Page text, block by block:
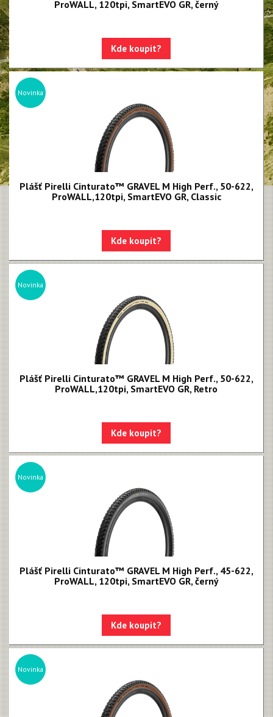
Cinturato Gravel H
Cinturato Gravel S
Cinturato Cross H
Trekingové a městské
Duše SmarTUBE
Bezdušové těsnící tmely
Bezdušové ventilky
ProWALL, 120tpi, SmartEVO GR, černý
Kde koupit?
Novinka
Plášť Pirelli Cinturato™ GRAVEL M High Perf., 50-622,
ProWALL,120tpi, SmartEVO GR, Classic
Kde koupit?
Novinka
Plášť Pirelli Cinturato™ GRAVEL M High Perf., 50-622,
ProWALL,120tpi, SmartEVO GR, Retro
Kde koupit?
Novinka
Plášť Pirelli Cinturato™ GRAVEL M High Perf., 45-622,
ProWALL, 120tpi, SmartEVO GR, černý
Kde koupit?
Novinka